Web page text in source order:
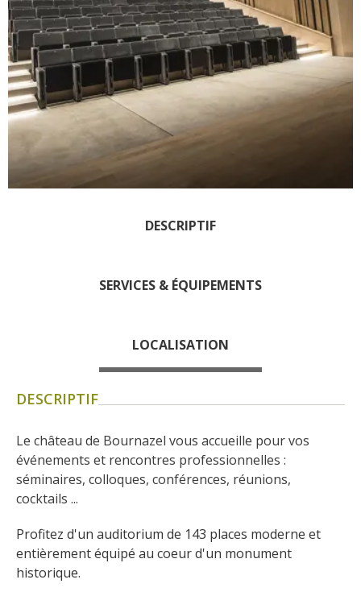
Les visites accompagnées
L'espace Georges Rouquier
à Goutrens
Nos Campagnes Autrefois à
Goutrens
Le musée de la forge à
Belcastel
Artistes et artisans d'art
La gastronomie
Recettes et produits locaux
Flâner à moins de
cent kilomètres
Les Plus Beaux Villages de
France
Les villages de caractère
Le Pays des Bastides du
Les Villes et Pays d'art et
d'histoire
De la vallée du Lot au pays
DESCRIPTIF
SERVICES & ÉQUIPEMENTS
LOCALISATION
DESCRIPTIF
Le château de Bournazel vous accueille pour vos
événements et rencontres professionnelles :
séminaires, colloques, conférences, réunions,
cocktails ...
Profitez d'un auditorium de 143 places moderne et
entièrement équipé au coeur d'un monument
historique.